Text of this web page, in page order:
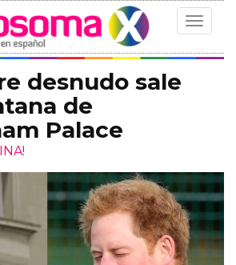
Toggle
desnudo sale
de
Palace